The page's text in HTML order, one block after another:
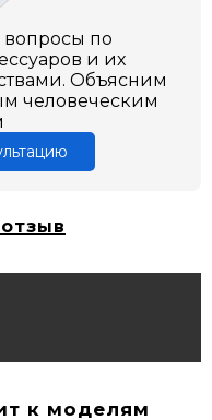
по
и их
Объясним
человеческим
к моделям